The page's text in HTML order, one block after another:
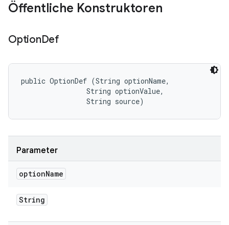
Öffentliche Konstruktoren
OptionDef
public OptionDef (String optionName,
                String optionValue,
                String source)
Parameter
optionName
String